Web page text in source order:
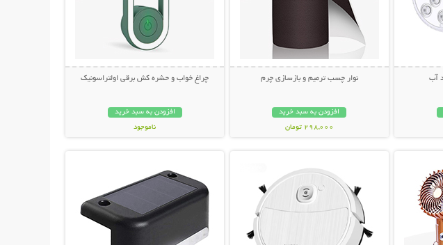
نوار چسب ترمیم و بازسازی چرم
افزودن به سبد خرید
298,000 تومان
چراغ خواب و حشره کش برقی اولتراسونیک
افزودن به سبد خرید
ناموجود